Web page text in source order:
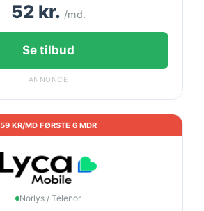
52 kr. /md.
Se tilbud
ANNONCE
59 KR/MD FØRSTE 6 MDR
Norlys / Telenor